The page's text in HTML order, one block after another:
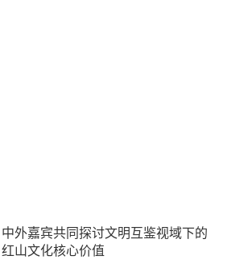
中外嘉宾共同探讨文明互鉴视域下的
红山文化核心价值